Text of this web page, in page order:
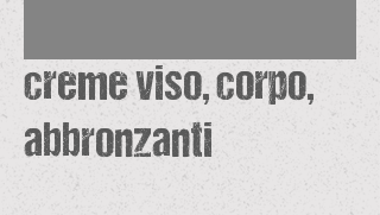
creme viso, corpo,
abbronzanti